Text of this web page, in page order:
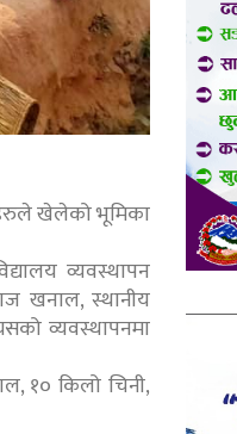
खेलेको भूमिका
व्यवस्थापन
खनाल, स्थानीय
व्यवस्थापनमा
१० किलो चिनी,